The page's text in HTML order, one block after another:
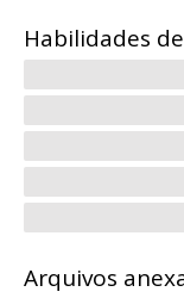
Habilidades
Arquivos